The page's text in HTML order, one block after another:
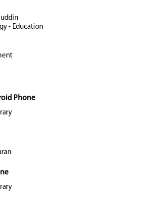
uddin
- Education
Phone